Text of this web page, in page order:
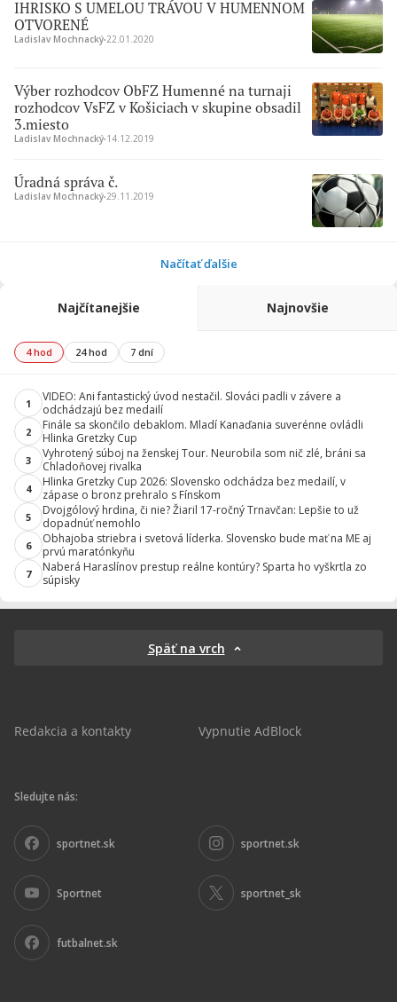
IHRISKO S UMELOU TRÁVOU V HUMENNOM
OTVORENÉ
Ladislav Mochnacký∙22.01.2020
Výber rozhodcov ObFZ Humenné na turnaji
rozhodcov VsFZ v Košiciach v skupine obsadil
3.miesto
Ladislav Mochnacký∙14.12.2019
Úradná správa č.
Ladislav Mochnacký∙29.11.2019
Načítať ďalšie
Najčítanejšie Najnovšie
4 hod 24 hod 7 dní
1
VIDEO: Ani fantastický úvod nestačil. Slováci padli v závere a
odchádzajú bez medailí
2
Finále sa skončilo debaklom. Mladí Kanaďania suverénne ovládli
Hlinka Gretzky Cup
3
Vyhrotený súboj na ženskej Tour. Neurobila som nič zlé, bráni sa
Chladoňovej rivalka
4
Hlinka Gretzky Cup 2026: Slovensko odchádza bez medailí, v
zápase o bronz prehralo s Fínskom
5
Dvojgólový hrdina, či nie? Žiaril 17-ročný Trnavčan: Lepšie to už
dopadnúť nemohlo
6
Obhajoba striebra i svetová líderka. Slovensko bude mať na ME aj
prvú maratónkyňu
7
Naberá Haraslínov prestup reálne kontúry? Sparta ho vyškrtla zo
súpisky
Späť na vrch
Redakcia a kontakty Vypnutie AdBlock
Sledujte nás:
sportnet.sk sportnet.sk
Sportnet sportnet_sk
futbalnet.sk